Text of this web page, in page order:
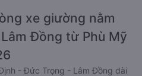
xe giường nằm
Đồng từ Phù Mỹ
- Đức Trọng - Lâm Đồng dài